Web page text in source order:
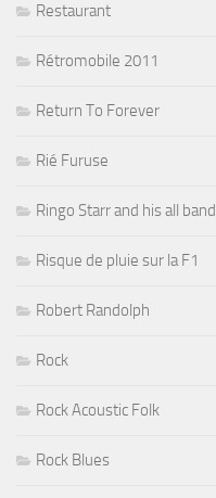
Restaurant
Rétromobile 2011
Return To Forever
Rié Furuse
Ringo Starr and his all band
Risque de pluie sur la F1
Robert Randolph
Rock
Rock Acoustic Folk
Rock Blues